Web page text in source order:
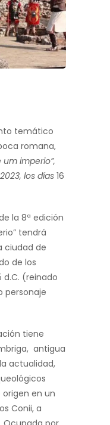
temático
romana,
um imperio”,
los días 16
la 8ª edición
tendrá
ciudad de
de los
d.C. (reinado
personaje
tiene
antigua
actualidad,
origen en un
Conii, a